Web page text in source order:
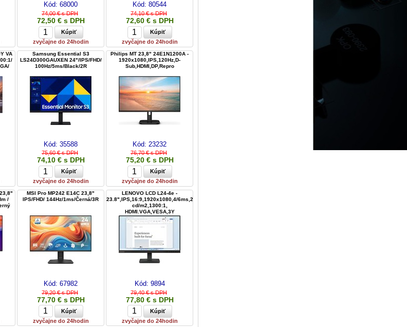
Kód: 68000
74,00 € s DPH
72,50 € s DPH
zvyčajne do 24hodin
Kód: 80544
74,10 € s DPH
72,60 € s DPH
zvyčajne do 24hodin
VA
Samsung Essential S3
LS24D300GAUXEN 24"/IPS/FHD/
100Hz/5ms/Black/2R
Kód: 35588
75,60 € s DPH
74,10 € s DPH
zvyčajne do 24hodin
Philips MT 23,8" 24E1N1200A -
1920x1080,IPS,120Hz,D-
Sub,HDMI,DP,Repro
Kód: 23232
76,70 € s DPH
75,20 € s DPH
zvyčajne do 24hodin
/
MSI Pro MP242 E14C 23,8"
IPS/FHD/ 144Hz/1ms/Černá/3R
Kód: 67982
79,20 € s DPH
77,70 € s DPH
zvyčajne do 24hodin
LENOVO LCD L24-4e -
23.8",IPS,16:9,1920x1080,4/6ms,250
cd/m2,1300:1,
HDMI.VGA,VESA,3Y
Kód: 9894
79,40 € s DPH
77,80 € s DPH
zvyčajne do 24hodin